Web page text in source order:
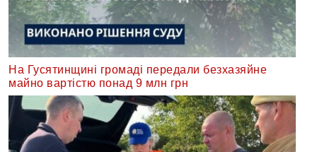
На Гусятинщині громаді передали безхазяйне
майно вартістю понад 9 млн грн